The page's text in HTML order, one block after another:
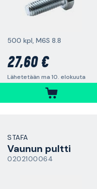
500 kpl, M6S 8.8
27,60 €
Lähetetään ma 10. elokuuta
STAFA
Vaunun pultti
0202100064